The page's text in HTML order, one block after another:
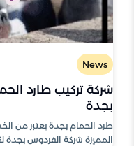
News
شركة تركيب طارد
بجدة
طرد الحمام بجدة يعتبر من
المميزة شركة الفردوس بجدة